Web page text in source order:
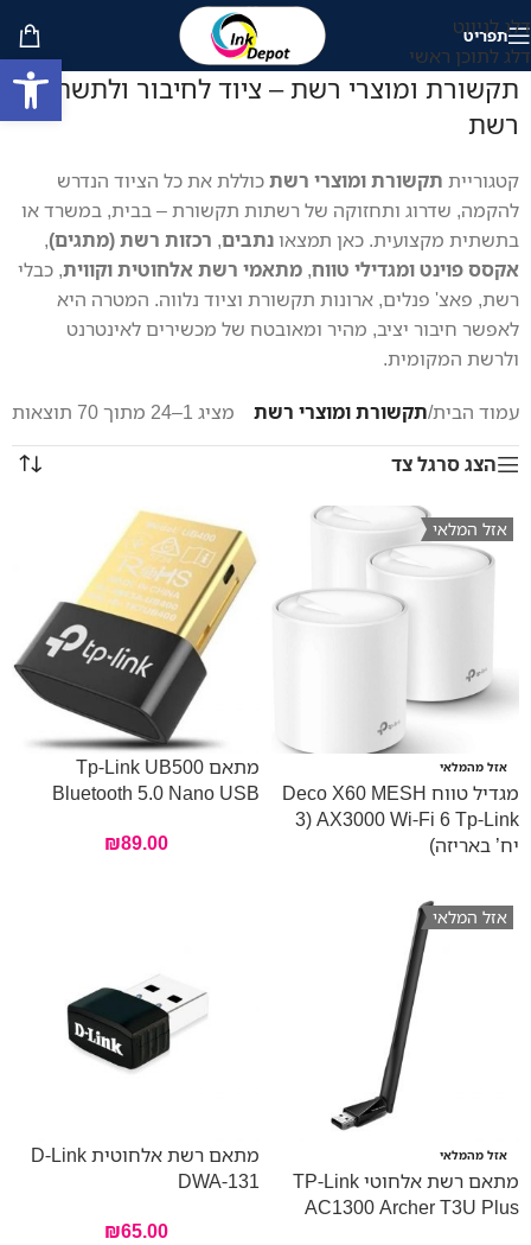
דלג לניווט
דלג לתוכן ראשי
תפריט
תקשורת ומוצרי רשת – ציוד לחיבור ולתשתית
רשת
קטגוריית תקשורת ומוצרי רשתכוללת את כל הציוד הנדרש
להקמה, שדרוג ותחזוקה של רשתות תקשורת – בבית, במשרד או
בתשתית מקצועית. כאן תמצאונתבים, רכזות רשת (מתגים),
אקסס פוינט ומגדילי טווח, מתאמי רשת אלחוטית וקווית, כבלי
רשת, פאצ' פנלים, ארונות תקשורת וציוד נלווה. המטרה היא
לאפשר חיבור יציב, מהיר ומאובטח של מכשירים לאינטרנט
ולרשת המקומית.
עמוד הבית/תקשורת ומוצרי רשת
מציג 1–24 מתוך 70 תוצאות
הצג סרגל צד
אזל המלאי
אזל מהמלאי
מגדיל טווח Deco X60 MESH
AX3000 Wi-Fi 6 Tp-Link (3
יח’ באריזה)
מתאם Tp-Link UB500
Bluetooth 5.0 Nano USB
₪89.00
אזל המלאי
אזל מהמלאי
מתאם רשת אלחוטי TP-Link
AC1300 Archer T3U Plus
מתאם רשת אלחוטית D-Link
DWA-131
₪65.00
פתח